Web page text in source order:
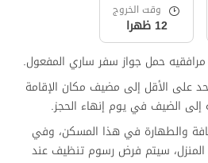
وقت الخروج
12 ظهرا
حمل جواز سفر ساري المفعول.
على الأقل إلى مضيف مكان الإقامة
الضيف في يوم إنهاء الحجز.
والطهارة في هذا المسكن، وفي
المنزل، سيتم فرض رسوم تنظيف عند